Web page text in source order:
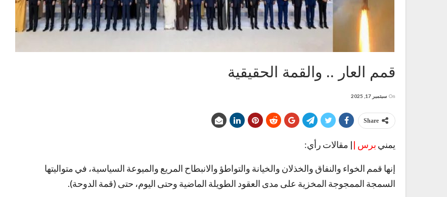
قمم العار .. والقمة الحقيقية
On سبتمبر 17, 2025
Share
يمني برس || مقالات رأي:
إنها قمم الخواء والنفاق والخذلان والخيانة والتواطؤ والانبطاح المريع والميوعة السياسية، في متواليتها
السمجة الممجوجة المخزية على مدى العقود الطويلة الماضية وحتى اليوم، حتى (قمة الدوحة).